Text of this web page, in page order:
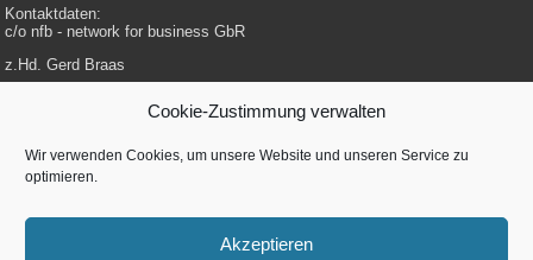
Cookie-Zustimmung verwalten
Wir verwenden Cookies, um unsere Website und unseren Service zu
optimieren.
Akzeptieren
Kontaktdaten:
c/o nfb - network for business GbR
z.Hd. Gerd Braas
Tel.: 0 27 34 / 479 112